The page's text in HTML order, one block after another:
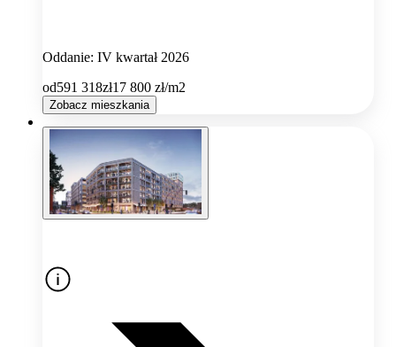
Oddanie: IV kwartał 2026
od591 318zł17 800 zł/m2
Zobacz mieszkania